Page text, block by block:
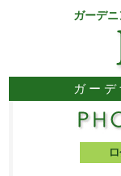
ガーデ
ガー